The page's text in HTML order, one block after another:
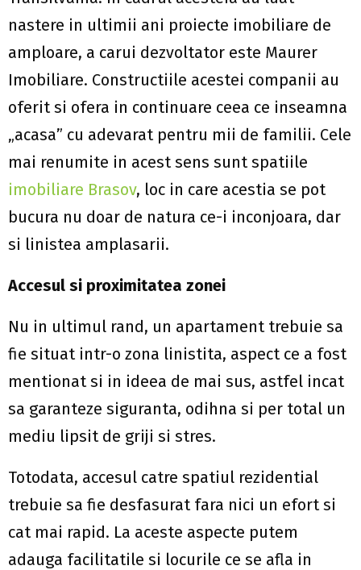
nastere in ultimii ani proiecte imobiliare de
amploare, a carui dezvoltator este Maurer
Imobiliare. Constructiile acestei companii au
oferit si ofera in continuare ceea ce inseamna
„acasa” cu adevarat pentru mii de familii. Cele
mai renumite in acest sens sunt spatiile
imobiliare Brasov, loc in care acestia se pot
bucura nu doar de natura ce-i inconjoara, dar
si linistea amplasarii.
Accesul si proximitatea zonei
Nu in ultimul rand, un apartament trebuie sa
fie situat intr-o zona linistita, aspect ce a fost
mentionat si in ideea de mai sus, astfel incat
sa garanteze siguranta, odihna si per total un
mediu lipsit de griji si stres.
Totodata, accesul catre spatiul rezidential
trebuie sa fie desfasurat fara nici un efort si
cat mai rapid. La aceste aspecte putem
adauga facilitatile si locurile ce se afla in